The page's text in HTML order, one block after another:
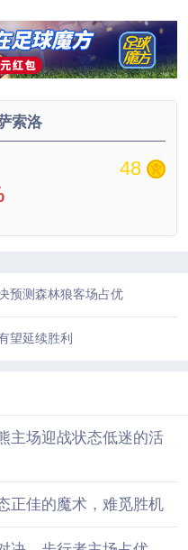
索洛
48
预测森林狼客场占优
望延续胜利
主场迎战状态低迷的活
正佳的魔术，难觅胜机